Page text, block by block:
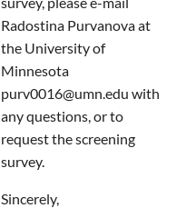
Radostina Purvanova at
the University of
Minnesota
purv0016@umn.edu with
any questions, or to
request the screening
survey.
Sincerely,